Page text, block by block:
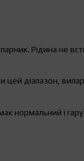
Рідина не
діапазон,
нормальний і